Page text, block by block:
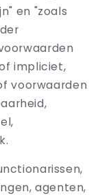
en "zoals
impliciet,
voorwaarden
agenten,